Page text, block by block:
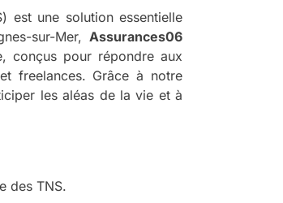
est une solution essentielle
sur-Mer, Assurances06
conçus pour répondre aux
freelances. Grâce à notre
les aléas de la vie et à
des TNS.